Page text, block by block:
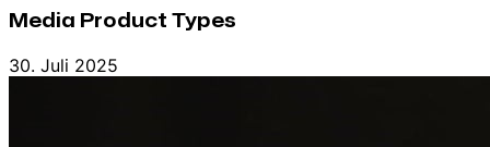
Media Product Types
30. Juli 2025